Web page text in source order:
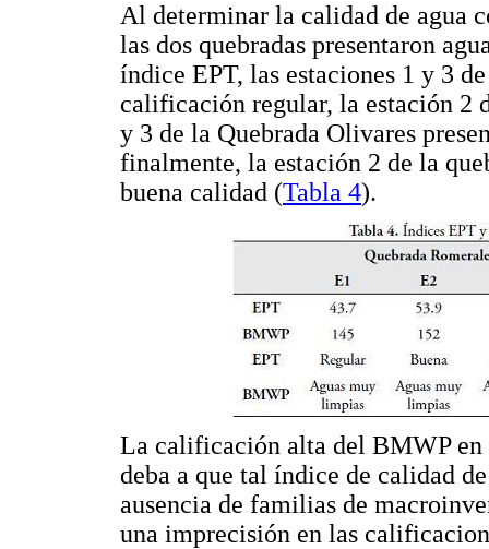
Al determinar la calidad de agua
las dos quebradas presentaron
índice EPT, las estaciones 1 y 3
calificación regular, la estación 2
y 3 de la Quebrada Olivares
finalmente, la estación 2 de la
buena calidad (Tabla 4).
La calificación alta del BMWP en
deba a que tal índice de calidad
ausencia de familias de
una imprecisión en las